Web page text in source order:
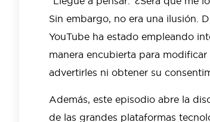
Sin embargo, no era una ilusión.
YouTube ha estado empleando
manera encubierta para
advertirles ni obtener su
Además, este episodio abre la
de las grandes plataformas